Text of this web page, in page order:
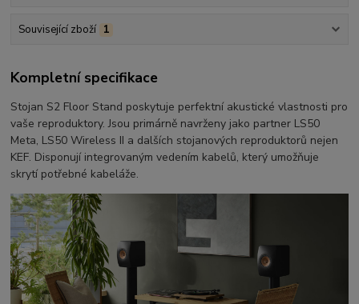
Související zboží 1
Kompletní specifikace
Stojan S2 Floor Stand poskytuje perfektní akustické vlastnosti pro
vaše reproduktory. Jsou primárně navrženy jako partner LS50
Meta, LS50 Wireless II a dalších stojanových reproduktorů nejen
KEF. Disponují integrovaným vedením kabelů, který umožňuje
skrytí potřebné kabeláže.